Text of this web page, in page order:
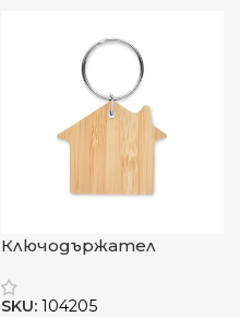
Ключодържател
природна душа
SKU: 104205